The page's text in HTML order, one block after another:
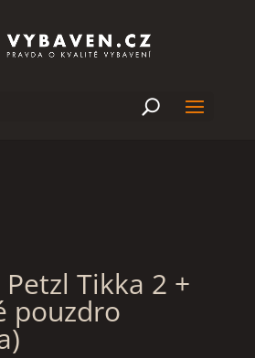
U
Petzl Tikka 2 +
pouzdro